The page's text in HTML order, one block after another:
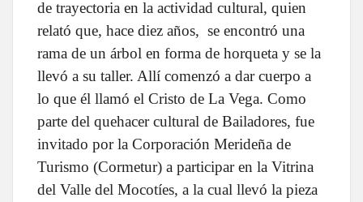
de trayectoria en la actividad cultural, quien
relató que, hace diez años, se encontró una
rama de un árbol en forma de horqueta y se la
llevó a su taller. Allí comenzó a dar cuerpo a
lo que él llamó el Cristo de La Vega. Como
parte del quehacer cultural de Bailadores, fue
invitado por la Corporación Merideña de
Turismo (Cormetur) a participar en la Vitrina
del Valle del Mocotíes, a la cual llevó la pieza